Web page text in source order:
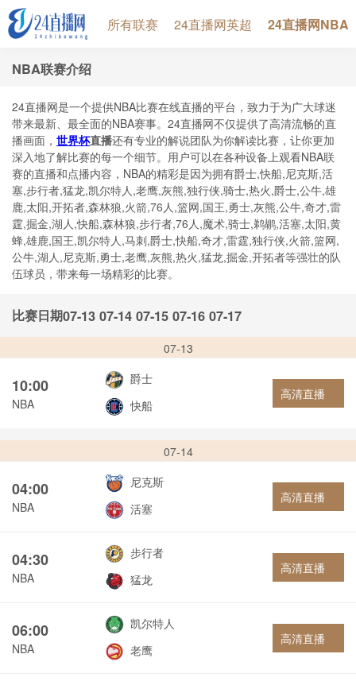
所有联赛 24直播网英超 24直播网NBA
NBA联赛介绍
24直播网是一个提供NBA比赛在线直播的平台，致力于为广大球迷
带来最新、最全面的NBA赛事。24直播网不仅提供了高清流畅的直
播画面， 世界杯直播还有专业的解说团队为你解读比赛，让你更加
深入地了解比赛的每一个细节。用户可以在各种设备上观看NBA联
赛的直播和点播内容，NBA的精彩是因为拥有爵士,快船,尼克斯,活
塞,步行者,猛龙,凯尔特人,老鹰,灰熊,独行侠,骑士,热火,爵士,公牛,雄
鹿,太阳,开拓者,森林狼,火箭,76人,篮网,国王,勇士,灰熊,公牛,奇才,雷
霆,掘金,湖人,快船,森林狼,步行者,76人,魔术,骑士,鹈鹕,活塞,太阳,黄
蜂,雄鹿,国王,凯尔特人,马刺,爵士,快船,奇才,雷霆,独行侠,火箭,篮网,
公牛,湖人,尼克斯,勇士,老鹰,灰熊,热火,猛龙,掘金,开拓者等强壮的队
伍球员，带来每一场精彩的比赛。
比赛日期07-13 07-14 07-15 07-16 07-17
07-13
10:00
NBA
爵士
快船
高清直播
07-14
04:00
NBA
尼克斯
活塞
高清直播
04:30
NBA
步行者
猛龙
高清直播
06:00
NBA
凯尔特人
老鹰
高清直播